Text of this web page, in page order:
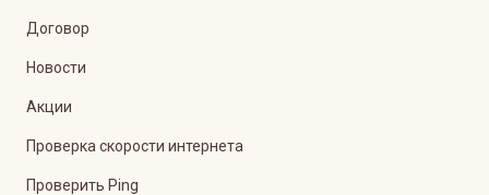
Договор
Новости
Акции
Проверка скорости интернета
Проверить Ping